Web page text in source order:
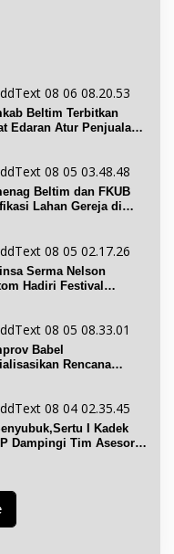
Beltim Terbitkan
Edaran Atur Penjualan
Beltim dan FKUB
Lahan Gereja di
Serma Nelson
Hadiri Festival
Babel
Rencana
I Kadek
Dampingi Tim Asesor